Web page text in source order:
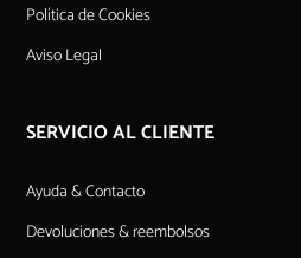
Política de Cookies
Aviso Legal
SERVICIO AL CLIENTE
Ayuda & Contacto
Devoluciones & reembolsos